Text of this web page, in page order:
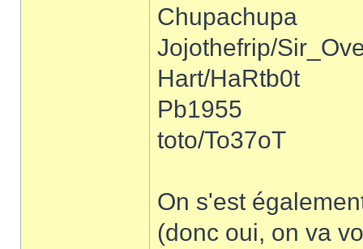
Chupachupa
Jojothefrip/
Hart/HaRtb0t
Pb1955
toto/To37oT
On s'est
(donc oui, on va